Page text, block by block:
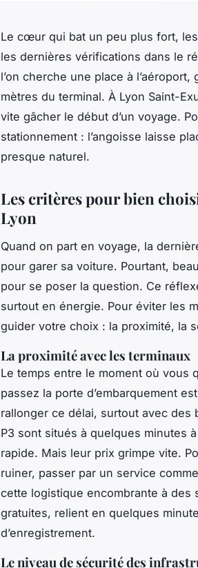
Le cœur qui bat un peu plus fort,
les dernières vérifications dans le
l’on cherche une place à
mètres du terminal. À Lyon Saint-
vite gâcher le début d’un voyage.
stationnement : l’angoisse laisse
presque naturel.
Les critères pour bien
Lyon
Quand on part en voyage, la
pour garer sa voiture. Pourtant,
pour se poser la question. Ce
surtout en énergie. Pour éviter les
guider votre choix : la proximité, la
La proximité avec les terminaux
Le temps entre le moment où vous
passez la porte d’embarquement
rallonger ce délai, surtout avec des
P3 sont situés à quelques minutes
rapide. Mais leur prix grimpe vite.
ruiner, passer par un service comme
cette logistique encombrante à
gratuites, relient en quelques
d’enregistrement.
Le niveau de sécurité des